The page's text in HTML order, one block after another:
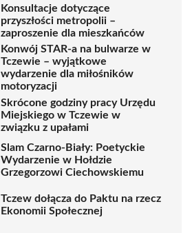
Konsultacje dotyczące
przyszłości metropolii –
zaproszenie dla mieszkańców
Konwój STAR-a na bulwarze w
Tczewie – wyjątkowe
wydarzenie dla miłośników
motoryzacji
Skrócone godziny pracy Urzędu
Miejskiego w Tczewie w
związku z upałami
Slam Czarno-Biały: Poetyckie
Wydarzenie w Hołdzie
Grzegorzowi Ciechowskiemu
Tczew dołącza do Paktu na rzecz
Ekonomii Społecznej